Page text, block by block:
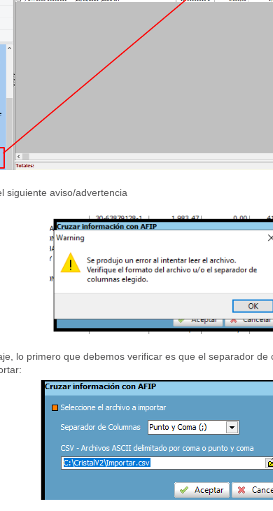
siguiente aviso/advertencia
lo primero que debemos verificar es que el separador de